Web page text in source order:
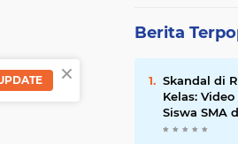
Berita
Skandal di
Kelas:
Siswa SMA
Viral,
×